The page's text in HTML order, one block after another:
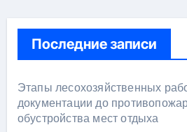
Последние записи
Этапы лесохозяйственных
документации до
обустройства мест отдыха